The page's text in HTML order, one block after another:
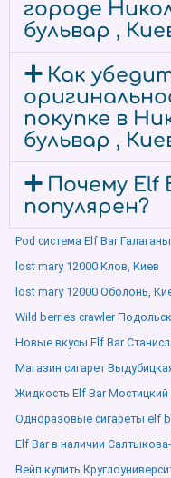
городе
бульвар ,
Как
покупке в
бульвар ,
Почему Elf
популярен?
Pod система Elf Bar
lost mary 12000 Клов, Киев
lost mary 12000 Оболонь,
Wild berries crawler
Новые вкусы Elf Bar
Магазин сигарет
Жидкость Elf Bar Мостицкий
Одноразовые сигареты elf
Elf Bar в наличии
Вейп купить